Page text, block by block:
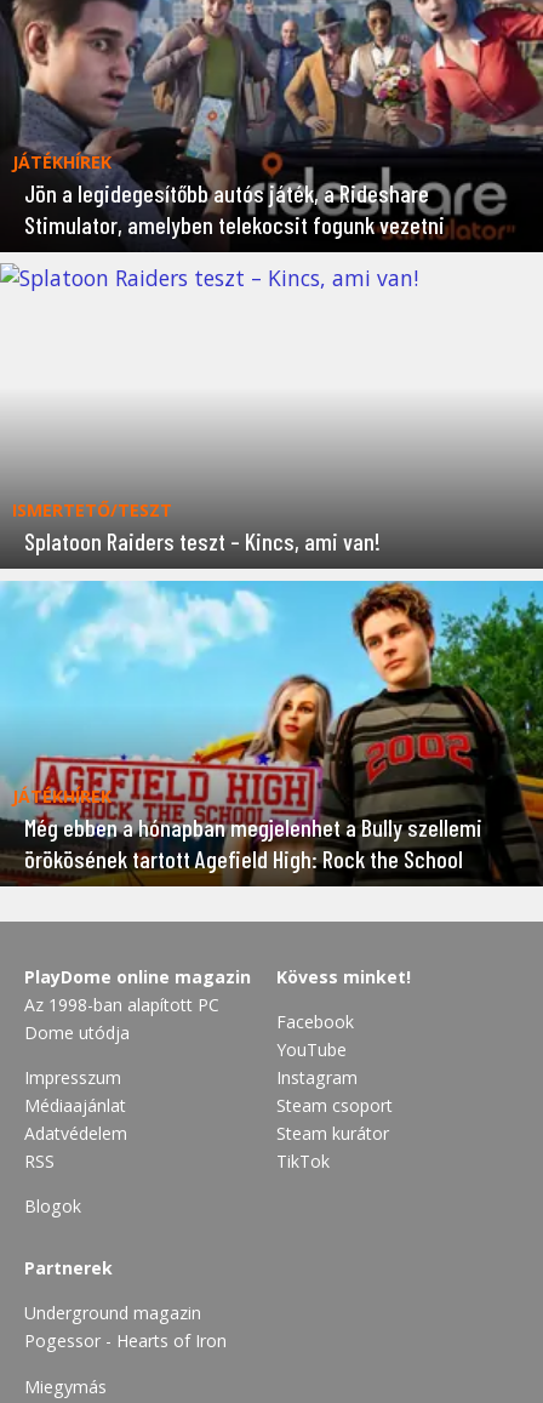
JÁTÉKHÍREK
Jön a legidegesítőbb autós játék, a Rideshare
Stimulator, amelyben telekocsit fogunk vezetni
ISMERTETŐ/TESZT
Splatoon Raiders teszt – Kincs, ami van!
JÁTÉKHÍREK
Még ebben a hónapban megjelenhet a Bully szellemi
örökösének tartott Agefield High: Rock the School
PlayDome online magazin
Az 1998-ban alapított PC
Dome utódja
Impresszum
Médiaajánlat
Adatvédelem
RSS
Blogok
Kövess minket!
Facebook
YouTube
Instagram
Steam csoport
Steam kurátor
TikTok
Partnerek
Underground magazin
Pogessor - Hearts of Iron
Miegymás